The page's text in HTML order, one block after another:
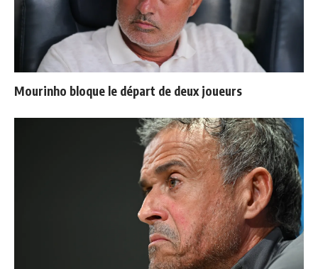
Mourinho bloque le départ de deux joueurs